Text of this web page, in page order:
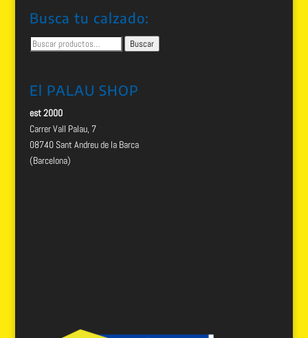
Busca tu calzado:
Buscar
por:
Buscar
El PALAU SHOP
est 2000
Carrer Vall Palau, 7
08740 Sant Andreu de la Barca
(Barcelona)